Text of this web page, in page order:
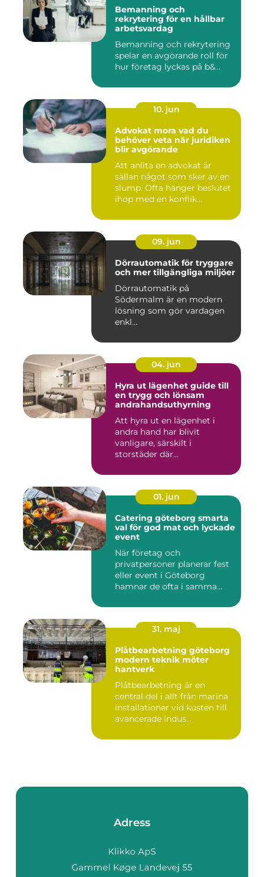
Bemanning och
rekrytering för en hållbar
arbetsvardag
Bemanning och rekrytering
spelar en avgörande roll för
hur företag lyckas på b&...
10. jun
Advokat mora vad du
behöver veta när juridiken
blir avgörande
Att anlita en advokat är
sällan något som sker av en
slump. Ofta hänger beslutet
ihop med en konflik...
09. jun
Dörrautomatik för tryggare
och mer tillgängliga miljöer
Dörrautomatik på
Södermalm är en modern
lösning som gör vardagen
enkl...
04. jun
Hyra ut lägenhet guide till
en trygg och lönsam
andrahandsuthyrning
Att hyra ut en lägenhet i
andra hand har blivit
vanligare, särskilt i
storstäder där
01. jun
Catering göteborg smarta
val för god mat och lyckade
event
När företag och
privatpersoner planerar fest
eller event i Göteborg
hamnar de ofta i samma
31. maj
Plåtbearbetning göteborg
modern teknik möter
hantverk
Plåtbearbetning är en
central del i allt från marina
installationer vid kusten till
avancerade indus...
Adress